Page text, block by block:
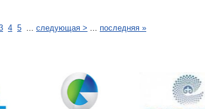
4 5 ... следующая > ... последняя »